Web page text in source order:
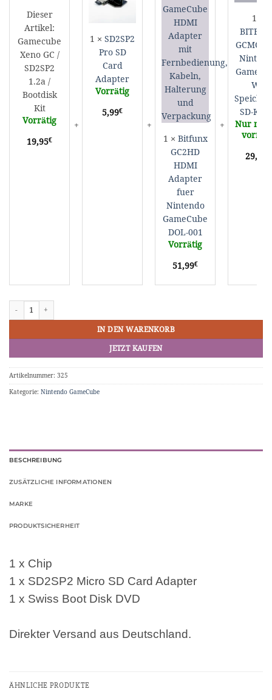
/
SD2SP2
1.2a
/
Bootdisk
Kit
Dieser
Artikel:
Gamecube
Xeno GC /
SD2SP2
1.2a /
Bootdisk
Kit
Vorrätig
19,95€
SD
1 × SD2SP2
Pro SD
Card
Adapter
Vorrätig
5,99€
HDMI
Adapter
Nintendo
DOL-
001
1 × Bitfunx
GC2HD
HDMI
Adapter
fuer
Nintendo
GameCube
DOL-001
Vorrätig
51,99€
1
GCMCE
Wii
SD-
Nur
29,19
IN DEN WARENKORB
JETZT KAUFEN
Artikelnummer: 325
Kategorie: Nintendo GameCube
BESCHREIBUNG
ZUSÄTZLICHE INFORMATIONEN
MARKE
PRODUKTSICHERHEIT
1 x Chip
1 x SD2SP2 Micro SD Card Adapter
1 x Swiss Boot Disk DVD
Direkter Versand aus Deutschland.
ÄHNLICHE PRODUKTE